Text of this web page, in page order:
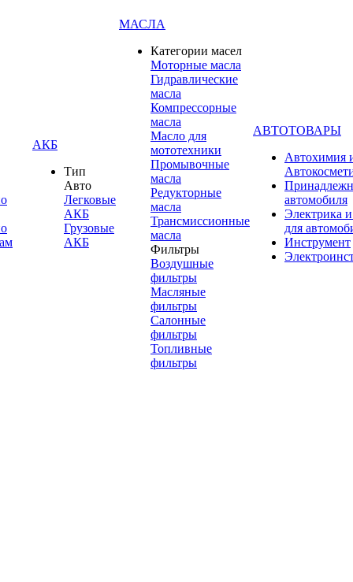
АКБ
Тип
Авто
Легковые
АКБ
Грузовые
АКБ
МАСЛА
Категории масел
Моторные масла
Гидравлические
масла
Компрессорные
масла
Масло для
мототехники
Промывочные
масла
Редукторные
масла
Трансмиссионные
масла
Фильтры
Воздушные
фильтры
Масляные
фильтры
Салонные
фильтры
Топливные
фильтры
АВТОТОВАРЫ
Автохимия
автомобиля
Электрика
для
Инструмент